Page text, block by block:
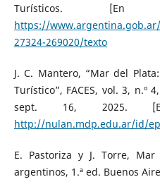
Turísticos. [En
https://
27324-269020/texto
J. C. Mantero, “Mar del
Turístico”, FACES, vol. 3, n.º
sept. 16, 2025.
http://nulan.mdp.edu.ar/id/
E. Pastoriza y J. Torre,
argentinos, 1.ª ed. Buenos